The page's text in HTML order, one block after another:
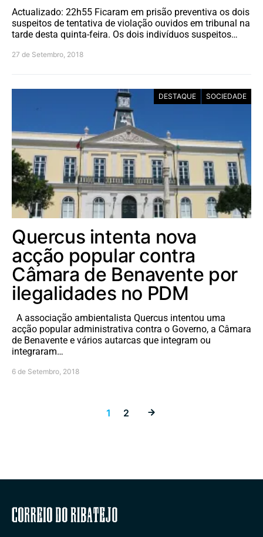
Actualizado: 22h55 Ficaram em prisão preventiva os dois
suspeitos de tentativa de violação ouvidos em tribunal na
tarde desta quinta-feira. Os dois indivíduos suspeitos…
27 de Setembro, 2018
DESTAQUE SOCIEDADE
Quercus intenta nova
acção popular contra
Câmara de Benavente por
ilegalidades no PDM
A associação ambientalista Quercus intentou uma
acção popular administrativa contra o Governo, a Câmara
de Benavente e vários autarcas que integram ou
integraram…
6 de Setembro, 2018
Paginação
1 2
Correio do Ribatejo